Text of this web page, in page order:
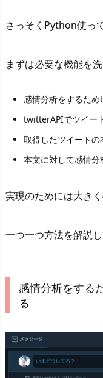
さっそくPython使っ
まずは必要な機能を洗
感情分析をするた
twitterAPIでツイー
取得したツイート
本文に対して感情分
実現のためには大き
一つ一つ方法を解説し
感情分析をする
る